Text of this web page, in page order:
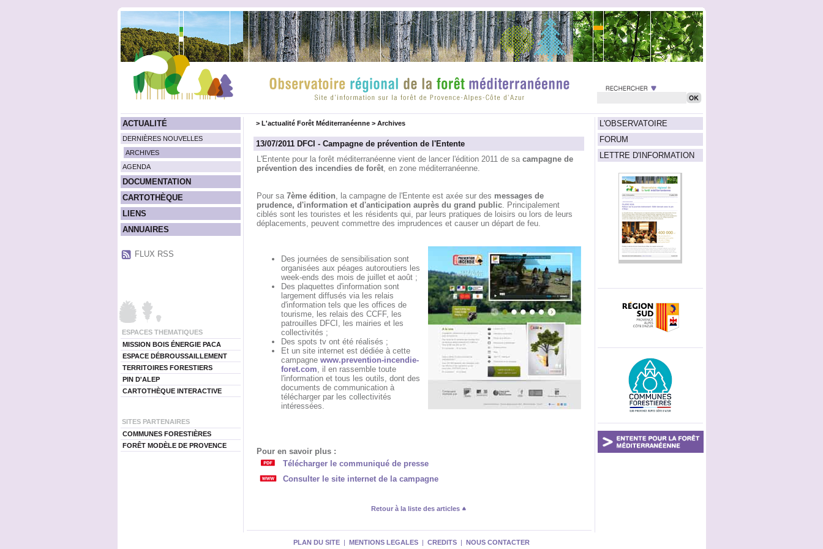
ACTUALITÉ
DERNIÈRES NOUVELLES
ARCHIVES
AGENDA
DOCUMENTATION
CARTOTHÈQUE
LIENS
ANNUAIRES
FLUX RSS
ESPACES THEMATIQUES
MISSION BOIS ÉNERGIE PACA
ESPACE DÉBROUSSAILLEMENT
TERRITOIRES FORESTIERS
PIN D'ALEP
CARTOTHÈQUE INTERACTIVE
SITES PARTENAIRES
COMMUNES FORESTIÈRES
FORÊT MODÈLE DE PROVENCE
L'OBSERVATOIRE
FORUM
LETTRE D'INFORMATION
> L'actualité Forêt Méditerranéenne> Archives
13/07/2011 DFCI - Campagne de prévention de l'Entente
L'Entente pour la forêt méditerranéenne vient de lancer l'édition 2011 de sa campagne de
prévention des incendies de forêt, en zone méditerranéenne.
Pour sa 7ème édition, la campagne de l'Entente est axée sur des messages de
prudence, d'information et d'anticipation auprès du grand public. Principalement
ciblés sont les touristes et les résidents qui, par leurs pratiques de loisirs ou lors de leurs
déplacements, peuvent commettre des imprudences et causer un départ de feu.
Des journées de sensibilisation sont
organisées aux péages autoroutiers les
week-ends des mois de juillet et août ;
Des plaquettes d'information sont
largement diffusés via les relais
d'information tels que les offices de
tourisme, les relais des CCFF, les
patrouilles DFCI, les mairies et les
collectivités ;
Des spots tv ont été réalisés ;
Et un site internet est dédiée à cette
campagne www.prevention-incendie-
foret.com, il en rassemble toute
l'information et tous les outils, dont des
documents de communication à
télécharger par les collectivités
intéressées.
Pour en savoir plus :
Télécharger le communiqué de presse
Consulter le site internet de la campagne
Retour à la liste des articles
PLAN DU SITE | MENTIONS LEGALES | CREDITS | NOUS CONTACTER